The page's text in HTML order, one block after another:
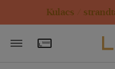
Kulacs /
Törzsvásárlói
Rendezés